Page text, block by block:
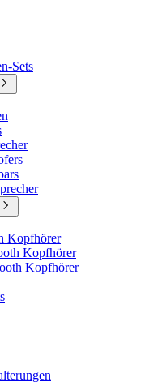
Sets
Kopfhörer
Kopfhörer
Kopfhörer